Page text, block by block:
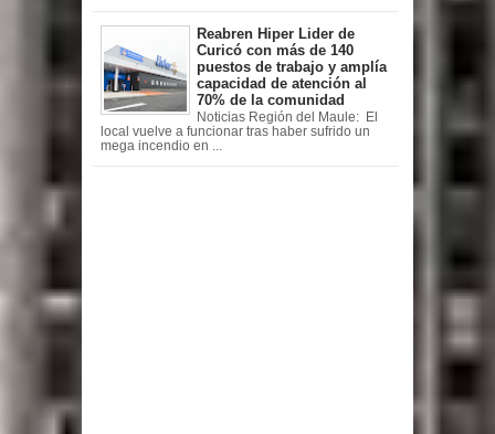
Reabren Hiper Lider de
Curicó con más de 140
puestos de trabajo y amplía
capacidad de atención al
70% de la comunidad
Noticias Región del Maule: El
local vuelve a funcionar tras haber sufrido un
mega incendio en ...